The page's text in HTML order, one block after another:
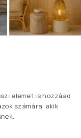
elemet is hozzáad
számára, akik